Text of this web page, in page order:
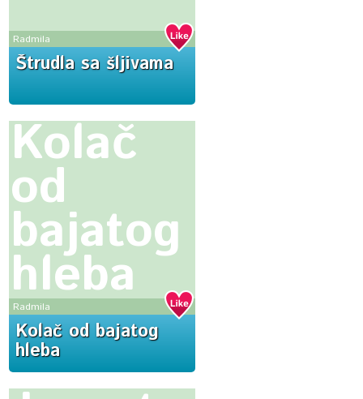
Radmila
Štrudla sa šljivama
Kolač
od
bajatog
hleba
Radmila
Kolač od bajatog
hleba